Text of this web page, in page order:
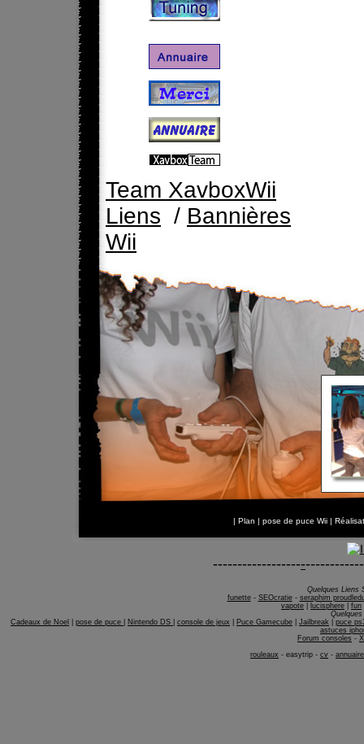
Team XavboxWii
Liens / Bannières
Wii
| Plan | pose de puce Wii |
-------------------
Quelques Liens
funette- SEOcratie- seraphim
vapote
lucisphere fun
Cadeaux de Noel
pose de puce Nintendo DS console de jeux Puce Gamecube Jailbreak
puce
astuces
Forum consoles -
rouleaux - easytrip - cv -